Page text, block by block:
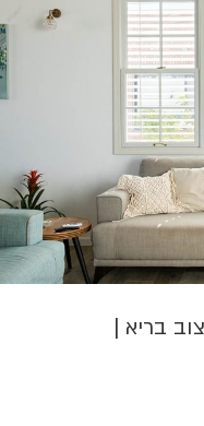
בריא |